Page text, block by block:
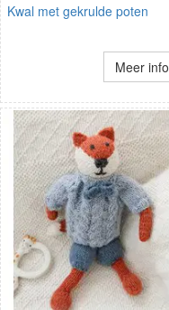
Kwal met gekrulde poten
Meer info